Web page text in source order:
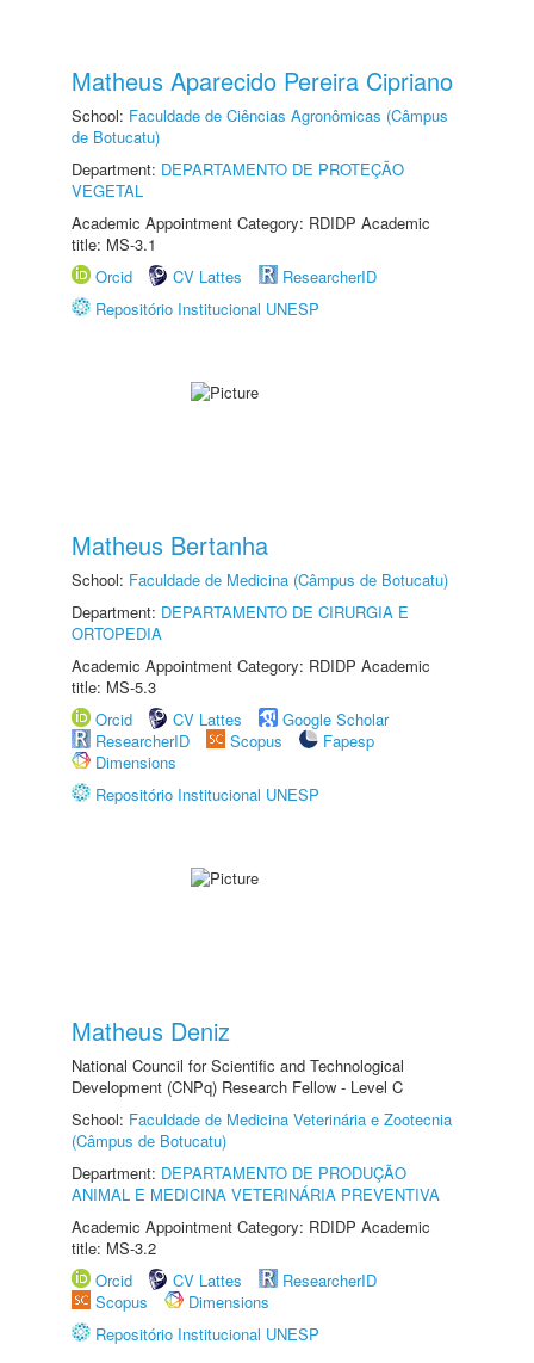
Matheus Aparecido Pereira Cipriano
School: Faculdade de Ciências Agronômicas (Câmpus
de Botucatu)
Department: DEPARTAMENTO DE PROTEÇÃO
VEGETAL
Academic Appointment Category: RDIDP Academic
title: MS-3.1
Orcid
CV Lattes
ResearcherID
Repositório Institucional UNESP
Matheus Bertanha
School: Faculdade de Medicina (Câmpus de Botucatu)
Department: DEPARTAMENTO DE CIRURGIA E
ORTOPEDIA
Academic Appointment Category: RDIDP Academic
title: MS-5.3
Orcid
CV Lattes
Google Scholar
ResearcherID
Scopus
Fapesp
Dimensions
Repositório Institucional UNESP
Matheus Deniz
National Council for Scientific and Technological
Development (CNPq) Research Fellow - Level C
School: Faculdade de Medicina Veterinária e Zootecnia
(Câmpus de Botucatu)
Department: DEPARTAMENTO DE PRODUÇÃO
ANIMAL E MEDICINA VETERINÁRIA PREVENTIVA
Academic Appointment Category: RDIDP Academic
title: MS-3.2
Orcid
CV Lattes
ResearcherID
Scopus
Dimensions
Repositório Institucional UNESP